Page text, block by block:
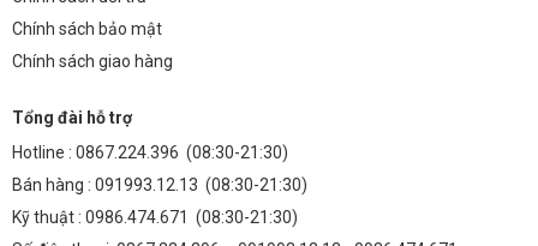
Chính sách bảo mật
Chính sách giao hàng
Tổng đài hỗ trợ
Hotline : 0867.224.396 (08:30-21:30)
Bán hàng : 091993.12.13 (08:30-21:30)
Kỹ thuật : 0986.474.671 (08:30-21:30)